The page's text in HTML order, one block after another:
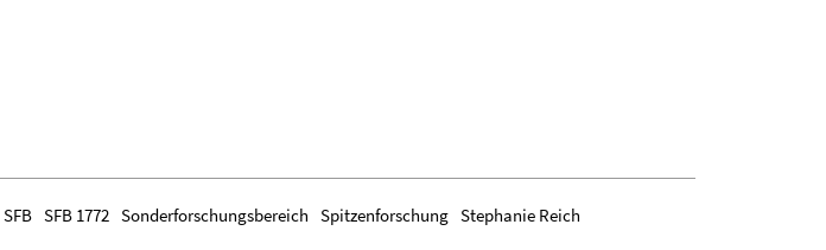
SFB SFB 1772 Sonderforschungsbereich Spitzenforschung Stephanie Reich